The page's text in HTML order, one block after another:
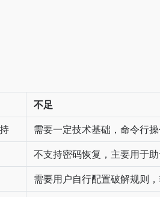
不足
需要一定技术基础，命令行
不支持密码恢复，主要用于
需要用户自行配置破解规则